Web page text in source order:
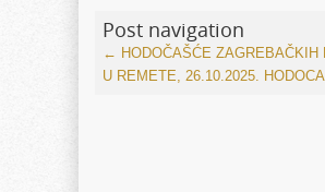
Post navigation
← HODOČAŠĆE
U REMETE, 26.10.2025.